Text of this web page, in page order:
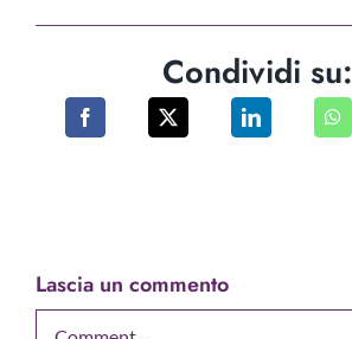
Condividi su:
Lascia un commento